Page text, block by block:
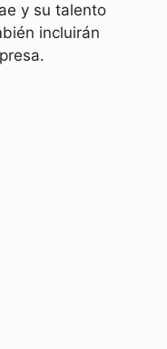
y su talento
incluirán